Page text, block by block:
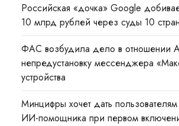
Российская «дочка» Google
10 млрд рублей через суды 10 стран
ФАС возбудила дело в отношении
непредустановку мессенджера
устройства
Минцифры хочет дать
ИИ-помощника при первом